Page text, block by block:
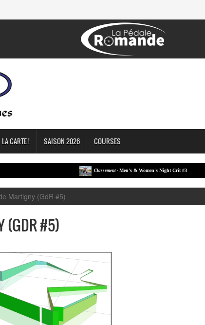
LA CARTE ! SAISON 2026 COURSES
Classement -Men's & Women's Night Crit #3
Martigny (GdR #5)
(GDR #5)